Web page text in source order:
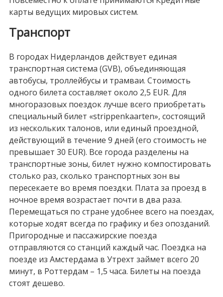
карты ведущих мировых систем.
Транспорт
В городах Нидерландов действует единая
транспортная система (GVB), объединяющая
автобусы, троллейбусы и трамваи. Стоимость
одного билета составляет около 2,5 EUR. Для
многоразовых поездок лучше всего приобретать
специальный билет «strippenkaarten», состоящий
из нескольких талонов, или единый проездной,
действующий в течение 9 дней (его стоимость не
превышает 30 EUR). Все города разделены на
транспортные зоны, билет нужно компостировать
столько раз, сколько транспортных зон вы
пересекаете во время поездки. Плата за проезд в
ночное время возрастает почти в два раза.
Перемещаться по стране удобнее всего на поездах,
которые ходят всегда по графику и без опозданий.
Пригородные и пассажирские поезда
отправляются со станций каждый час. Поездка на
поезде из Амстердама в Утрехт займет всего 20
минут, в Роттердам – 1,5 часа. Билеты на поезда
стоят дешево.